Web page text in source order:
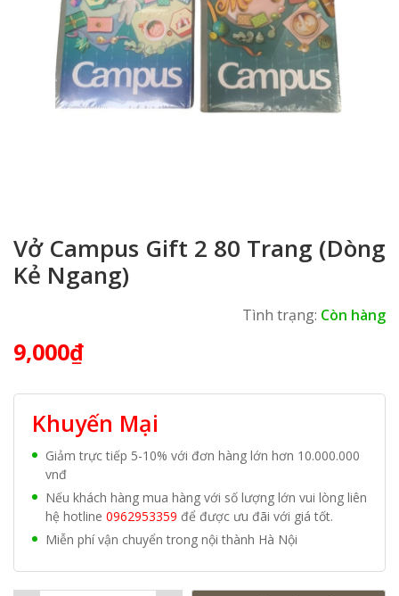
Vở Campus Gift 2 80 Trang (Dòng
Kẻ Ngang)
Tình trạng: Còn hàng
9,000₫
Khuyến Mại
Giảm trực tiếp 5-10% với đơn hàng lớn hơn 10.000.000
vnđ
Nếu khách hàng mua hàng với số lượng lớn vui lòng liên
hệ hotline 0962953359 để được ưu đãi với giá tốt.
Miễn phí vận chuyển trong nội thành Hà Nội